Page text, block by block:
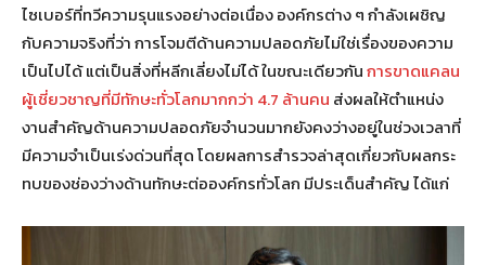
ไซเบอร์ที่ทวีความรุนแรงอย่างต่อเนื่อง องค์กรต่าง ๆ กำลังเผชิญ
กับความจริงที่ว่า การโจมตีด้านความปลอดภัยไม่ใช่เรื่องของความ
เป็นไปได้ แต่เป็นสิ่งที่หลีกเลี่ยงไม่ได้ ในขณะเดียวกันการขาดแคลน
ผู้เชี่ยวชาญที่มีทักษะทั่วโลกมากกว่า 4.7 ล้านคน ส่งผลให้ตำแหน่ง
งานสำคัญด้านความปลอดภัยจำนวนมากยังคงว่างอยู่ในช่วงเวลาที่
มีความจำเป็นเร่งด่วนที่สุด โดยผลการสำรวจล่าสุดเกี่ยวกับผลกระ
ทบของช่องว่างด้านทักษะต่อองค์กรทั่วโลก มีประเด็นสำคัญ ได้แก่